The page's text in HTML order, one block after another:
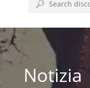
Notizia